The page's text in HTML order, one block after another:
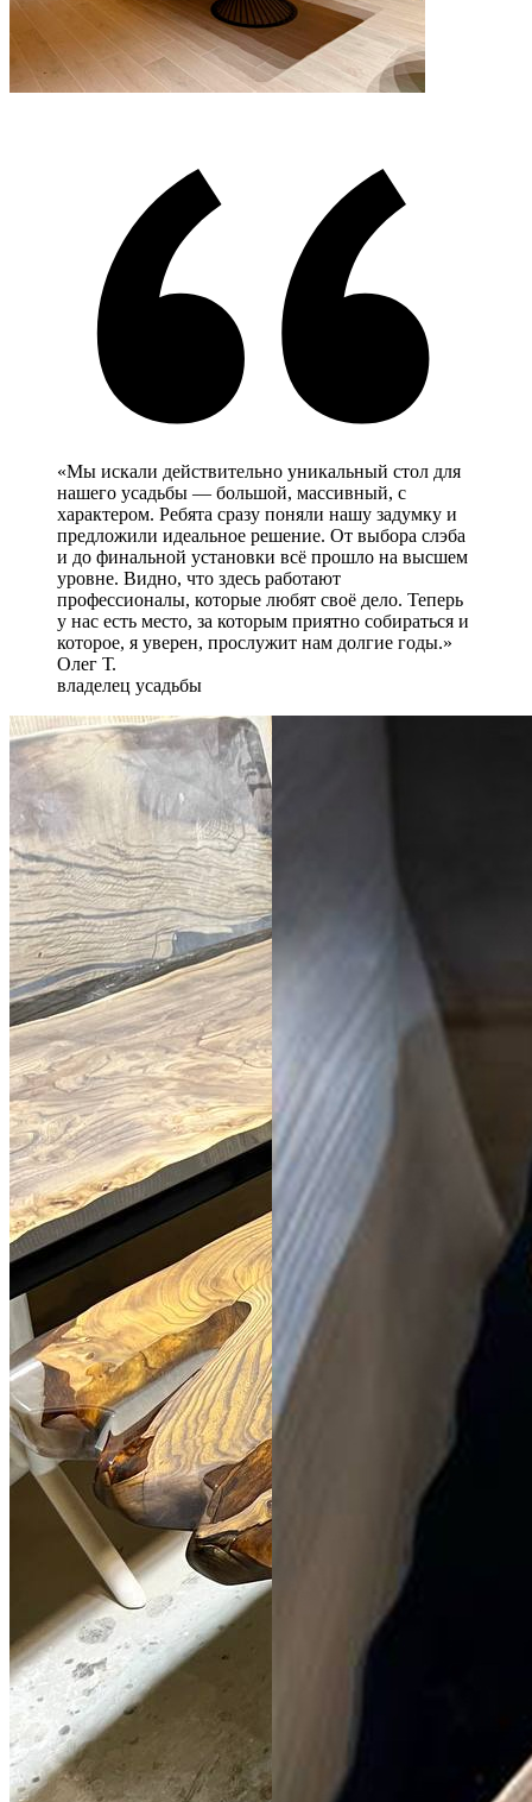
«Мы искали действительно уникальный стол для
нашего усадьбы — большой, массивный, с
характером. Ребята сразу поняли нашу задумку и
предложили идеальное решение. От выбора слэба
и до финальной установки всё прошло на высшем
уровне. Видно, что здесь работают
профессионалы, которые любят своё дело. Теперь
у нас есть место, за которым приятно собираться и
которое, я уверен, прослужит нам долгие годы.»
Олег Т.
владелец усадьбы